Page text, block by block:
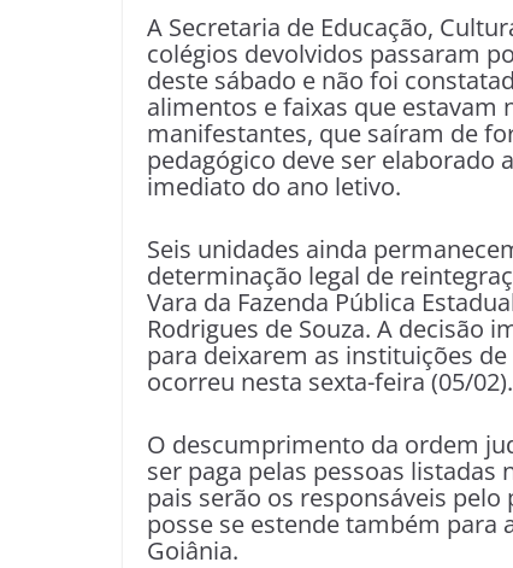
A Secretaria de Educação,
colégios devolvidos passaram
deste sábado e não foi
alimentos e faixas que
manifestantes, que saíram de
pedagógico deve ser elaborado
imediato do ano letivo.
Seis unidades ainda
determinação legal de
Vara da Fazenda Pública
Rodrigues de Souza. A decisão
para deixarem as instituições
ocorreu nesta sexta-feira (05/02).
O descumprimento da ordem
ser paga pelas pessoas listadas
pais serão os responsáveis
posse se estende também para
Goiânia.